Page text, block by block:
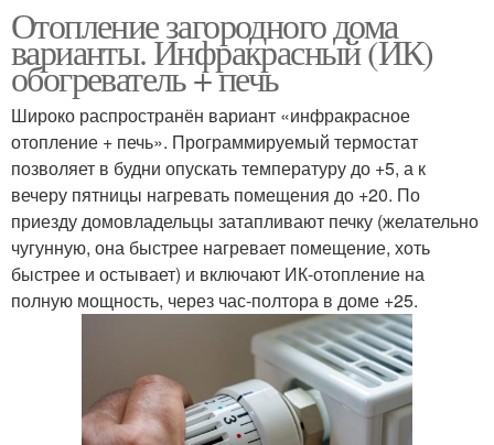
Отопление загородного дома
варианты. Инфракрасный (ИК)
обогреватель + печь
Широко распространён вариант «инфракрасное
отопление + печь». Программируемый термостат
позволяет в будни опускать температуру до +5, а к
вечеру пятницы нагревать помещения до +20. По
приезду домовладельцы затапливают печку (желательно
чугунную, она быстрее нагревает помещение, хоть
быстрее и остывает) и включают ИК-отопление на
полную мощность, через час-полтора в доме +25.